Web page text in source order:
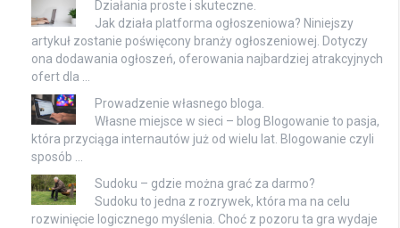
Działania proste i skuteczne.
Jak działa platforma ogłoszeniowa? Niniejszy
artykuł zostanie poświęcony branży ogłoszeniowej. Dotyczy
ona dodawania ogłoszeń, oferowania najbardziej atrakcyjnych
ofert dla …
Prowadzenie własnego bloga.
Własne miejsce w sieci – blog Blogowanie to pasja,
która przyciąga internautów już od wielu lat. Blogowanie czyli
sposób …
Sudoku – gdzie można grać za darmo?
Sudoku to jedna z rozrywek, która ma na celu
rozwinięcie logicznego myślenia. Choć z pozoru ta gra wydaje